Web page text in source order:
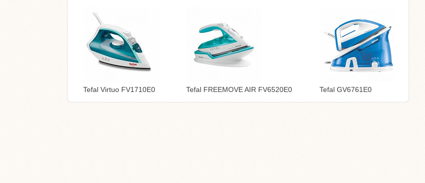
Tefal Virtuo FV1710E0 Tefal FREEMOVE AIR FV6520E0 Tefal GV6761E0